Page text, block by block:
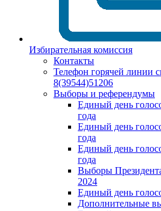
Избирательная комиссия
Контакты
Телефон горячей линии
8(39544)51206
Выборы и референдумы
Единый день
года
Единый день
года
Единый день
года
Выборы
2024
Единый день
Дополнительные